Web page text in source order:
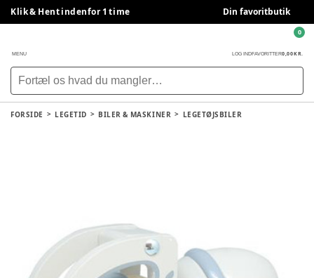
Klik & Hent indenfor 1 time Din favoritbutik
MENU LOG INDFAVORITTER0,00 KR.
0
FORSIDE LEGETID BILER & MASKINER LEGETØJSBILER